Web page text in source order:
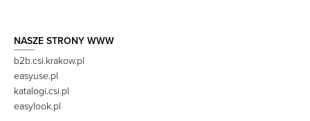
NASZE STRONY WWW
b2b.csi.krakow.pl
easyuse.pl
katalogi.csi.pl
easylook.pl